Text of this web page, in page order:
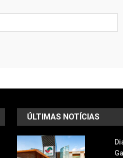
ÚLTIMAS NOTÍCIAS